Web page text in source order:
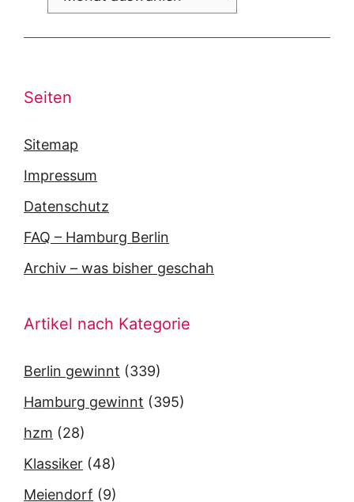
Seiten
Sitemap
Impressum
Datenschutz
FAQ – Hamburg Berlin
Archiv – was bisher geschah
Artikel nach Kategorie
Berlin gewinnt (339)
Hamburg gewinnt (395)
hzm (28)
Klassiker (48)
Meiendorf (9)